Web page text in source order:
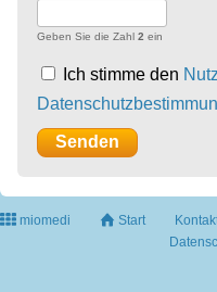
Geben Sie die Zahl 2 ein
Ich stimme den
miomedi Start